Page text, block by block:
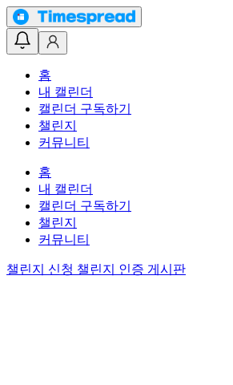
홈
내 캘린더
캘린더 구독하기
챌린지
커뮤니티
홈
내 캘린더
캘린더 구독하기
챌린지
커뮤니티
챌린지 신청 챌린지 인증 게시판